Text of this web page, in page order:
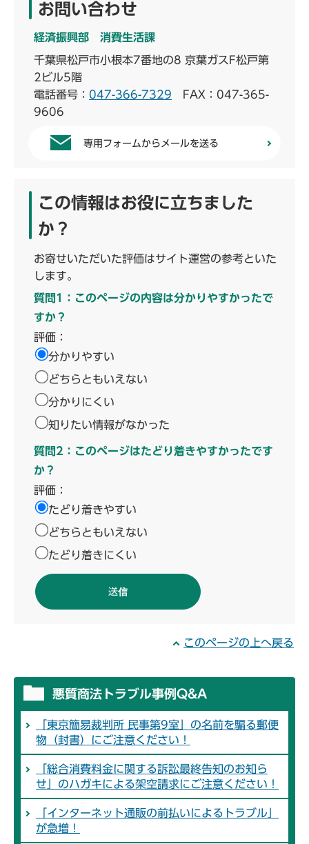
お問い合わせ
経済振興部 消費生活課
千葉県松戸市小根本7番地の8 京葉ガスF松戸第
2ビル5階
電話番号： 047-366-7329 FAX：047-365-
9606
専用フォームからメールを送る
この情報はお役に立ちました
か？
お寄せいただいた評価はサイト運営の参考といた
します。
質問1：このページの内容は分かりやすかったで
すか？
評価：
分かりやすい
どちらともいえない
分かりにくい
知りたい情報がなかった
質問2：このページはたどり着きやすかったです
か？
評価：
たどり着きやすい
どちらともいえない
たどり着きにくい
このページの上へ戻る
悪質商法トラブル事例Q&A
「東京簡易裁判所 民事第9室」の名前を騙る郵便
物（封書）にご注意ください！
「総合消費料金に関する訴訟最終告知のお知ら
せ」のハガキによる架空請求にご注意ください！
「インターネット通販の前払いによるトラブル」
が急増！